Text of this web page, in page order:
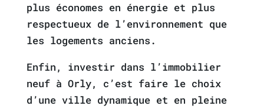
plus économes en énergie et plus
respectueux de l’environnement que
les logements anciens.
Enfin, investir dans l’immobilier
neuf à Orly, c’est faire le choix
d’une ville dynamique et en pleine